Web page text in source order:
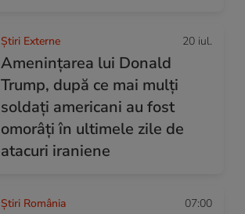
Știri Externe 20 iul.
Amenințarea lui Donald
Trump, după ce mai mulți
soldați americani au fost
omorâți în ultimele zile de
atacuri iraniene
Știri România 07:00